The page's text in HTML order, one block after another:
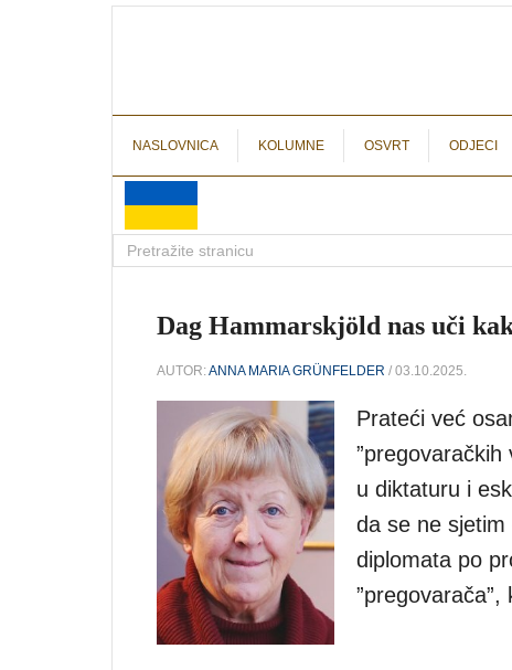
NASLOVNICA KOLUMNE OSVRT ODJECI
Dag Hammarskjöld nas uči
AUTOR:ANNA MARIA GRÜNFELDER / 03.10.2025.
Prateći već
”pregovaračkih
u diktaturu i
da se ne
diplomata po